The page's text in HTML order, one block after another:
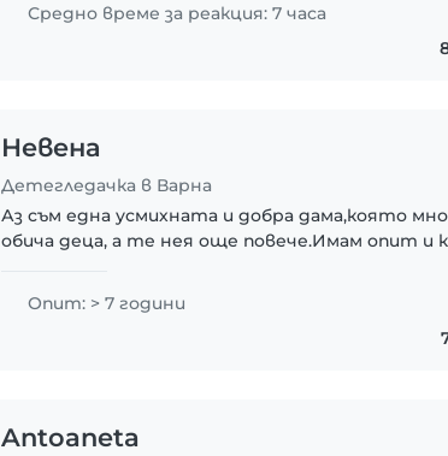
Средно време за реакция: 7 часа
Невена
Детегледачка в Варна
Аз съм една усмихната и добра дама,която
обича деца, а те нея още повече.Имам опит и
Опит: > 7 години
Antoaneta